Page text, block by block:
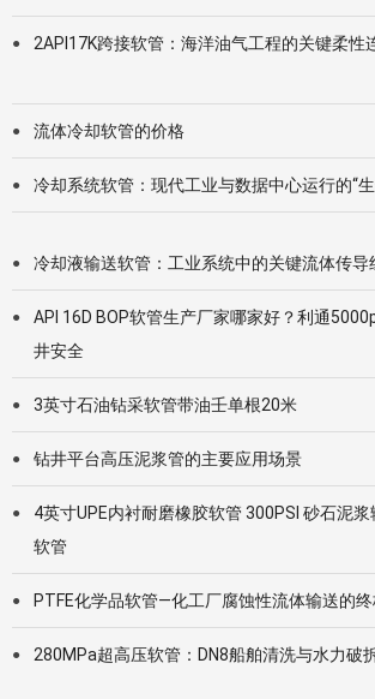
●
2API17K跨接软管：海洋油气工程的关键柔性
● 流体冷却软管的价格
● 冷却系统软管：现代工业与数据中心运行的“
● 冷却液输送软管：工业系统中的关键流体传导
●
API 16D BOP软管生产厂家哪家好？利通
井安全
● 3英寸石油钻采软管带油壬单根20米
● 钻井平台高压泥浆管的主要应用场景
●
4英寸UPE内衬耐磨橡胶软管 300PSI 砂石泥
软管
● PTFE化学品软管—化工厂腐蚀性流体输送的
●
280MPa超高压软管：DN8船舶清洗与水力破